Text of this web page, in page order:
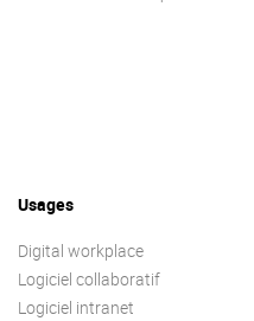
Usages
Digital workplace
Logiciel collaboratif
Logiciel intranet